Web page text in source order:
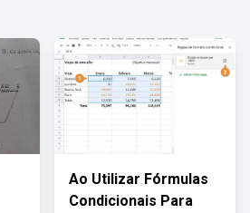
Ao Utilizar Fórmulas
Condicionais Para